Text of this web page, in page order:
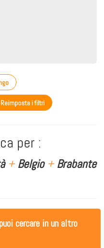
Reimposta i filtri
per :
+Belgio +Brabante
cercare in un altro